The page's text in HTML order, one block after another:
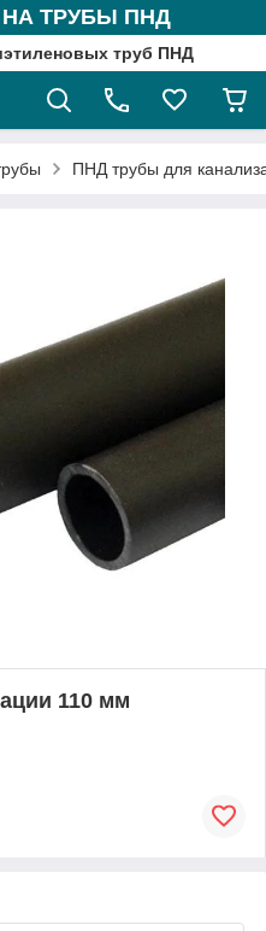
ТРУБЫ ПНД
труб ПНД
ПНД трубы для
110 мм